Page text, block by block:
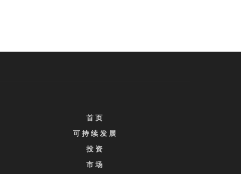
首 页
可 持 续 发 展
投 资
市 场